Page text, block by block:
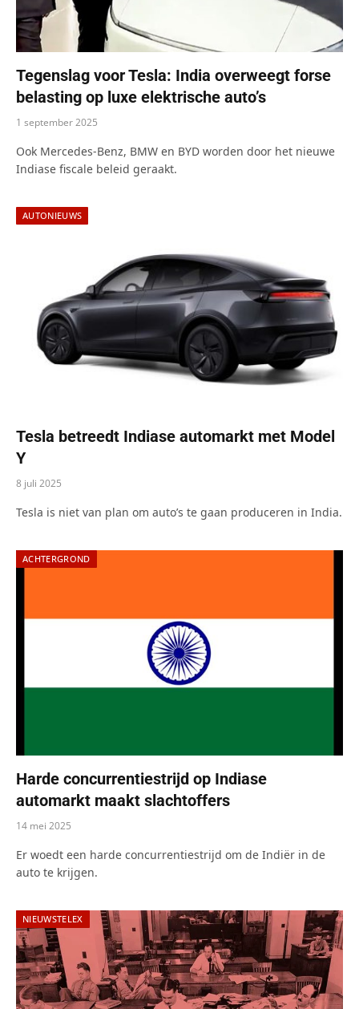
Tegenslag voor Tesla: India overweegt forse
belasting op luxe elektrische auto’s
1 september 2025
Ook Mercedes-Benz, BMW en BYD worden door het nieuwe
Indiase fiscale beleid geraakt.
AUTONIEUWS
Tesla betreedt Indiase automarkt met Model
Y
8 juli 2025
Tesla is niet van plan om auto’s te gaan produceren in India.
ACHTERGROND
Harde concurrentiestrijd op Indiase
automarkt maakt slachtoffers
14 mei 2025
Er woedt een harde concurrentiestrijd om de Indiër in de
auto te krijgen.
NIEUWSTELEX